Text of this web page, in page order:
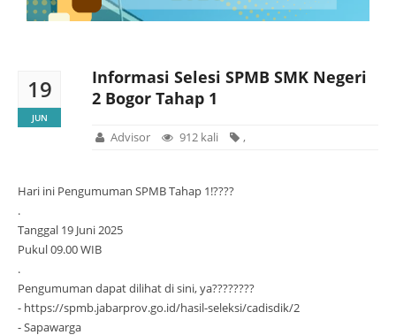
19
JUN
Informasi Selesi SPMB SMK Negeri
2 Bogor Tahap 1
Advisor 912 kali ,
Hari ini Pengumuman SPMB Tahap 1!????
.
Tanggal 19 Juni 2025
Pukul 09.00 WIB
.
Pengumuman dapat dilihat di sini, ya????????
- https://spmb.jabarprov.go.id/hasil-seleksi/cadisdik/2
- Sapawarga